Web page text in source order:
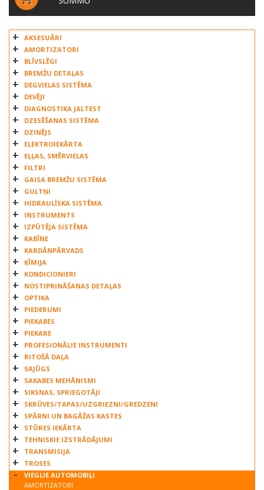
AKSESUĀRI
AMORTIZATORI
BLĪVSLĒGI
BREMŽU DETAĻAS
DEGVIELAS SISTĒMA
DEVĒJI
DIAGNOSTIKA JALTEST
DZESĒŠANAS SISTĒMA
DZINĒJS
ELEKTROIEKĀRTA
EĻĻAS, SMĒRVIELAS
FILTRI
GAISA BREMŽU SISTĒMA
GULTŅI
HIDRAULĪSKA SISTĒMA
INSTRUMENTS
IZPŪTĒJA SISTĒMA
KABĪNE
KARDĀNPĀRVADS
ĶĪMIJA
KONDICIONIERI
NOSTIPRINĀŠANAS DETAĻAS
OPTIKA
PIEDERUMI
PIEKABES
PIEKARE
PROFESIONĀLIE INSTRUMENTI
RITOŠĀ DAĻA
SAJŪGS
SAKABES MEHĀNISMI
SIKSNAS, SPRIEGOTĀJI
SKRŪVES/TAPAS/UZGRIEZNI/GREDZENI
SPĀRNI UN BAGĀŽAS KASTES
STŪRES IEKĀRTA
TEHNISKIE IZSTRĀDĀJUMI
TRANSMISIJA
TROSES
VIEGLIE AUTOMOBIĻI
AMORTIZATORI